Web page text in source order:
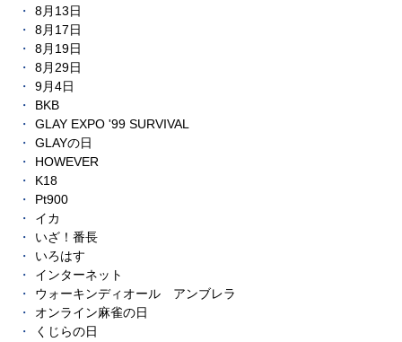
8月13日
8月17日
8月19日
8月29日
9月4日
BKB
GLAY EXPO '99 SURVIVAL
GLAYの日
HOWEVER
K18
Pt900
イカ
いざ！番長
いろはす
インターネット
ウォーキンディオール アンブレラ
オンライン麻雀の日
くじらの日